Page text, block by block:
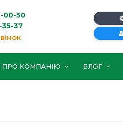
00-50
35-37
ПРО КОМПАНІЮ БЛОГ